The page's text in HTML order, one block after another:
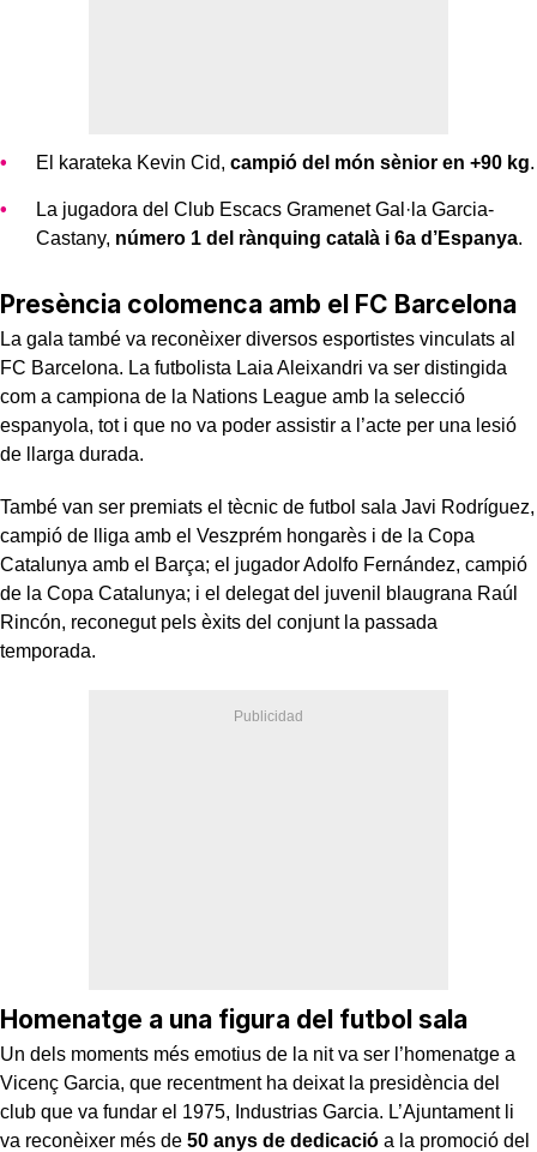
El karateka Kevin Cid, campió del món sènior en +90 kg.
La jugadora del Club Escacs Gramenet Gal·la Garcia-
Castany, número 1 del rànquing català i 6a d’Espanya.
Presència colomenca amb el FC Barcelona
La gala també va reconèixer diversos esportistes vinculats al
FC Barcelona. La futbolista Laia Aleixandri va ser distingida
com a campiona de la Nations League amb la selecció
espanyola, tot i que no va poder assistir a l’acte per una lesió
de llarga durada.
També van ser premiats el tècnic de futbol sala Javi Rodríguez,
campió de lliga amb el Veszprém hongarès i de la Copa
Catalunya amb el Barça; el jugador Adolfo Fernández, campió
de la Copa Catalunya; i el delegat del juvenil blaugrana Raúl
Rincón, reconegut pels èxits del conjunt la passada
temporada.
Homenatge a una figura del futbol sala
Un dels moments més emotius de la nit va ser l’homenatge a
Vicenç Garcia, que recentment ha deixat la presidència del
club que va fundar el 1975, Industrias Garcia. L’Ajuntament li
va reconèixer més de 50 anys de dedicació a la promoció del